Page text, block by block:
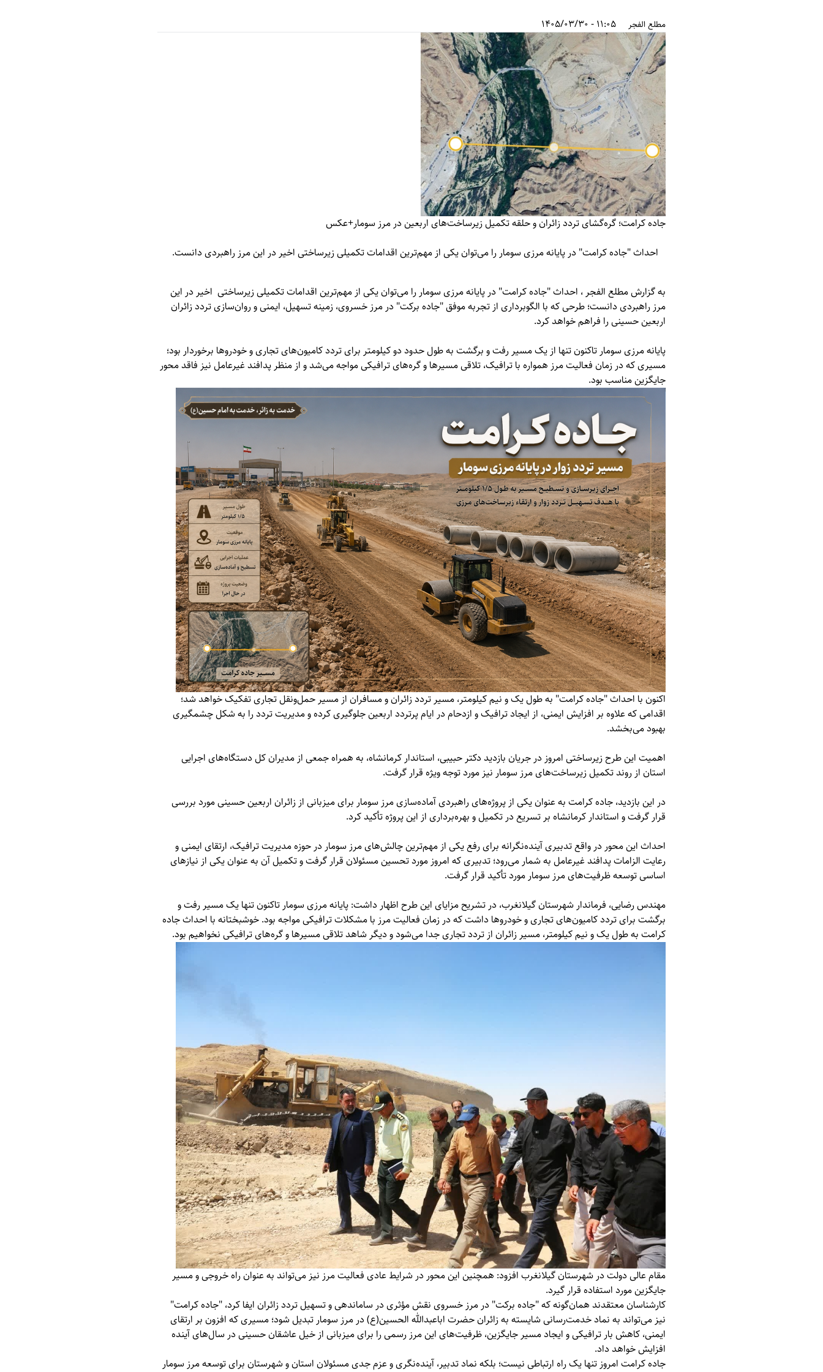
مطلع الفجر 11:05 - 1405/03/30
جاده کرامت؛ گره‌گشای تردد زائران و حلقه تکمیل زیرساخت‌های اربعین در مرز سومار+عکس
احداث "جاده کرامت" در پایانه مرزی سومار را می‌توان یکی از مهم‌ترین اقدامات تکمیلی زیرساختی اخیر در این مرز راهبردی دانست.
به گزارشمطلع الفجر ، احداث "جاده کرامت" در پایانه مرزی سومار را می‌توان یکی از مهم‌ترین اقدامات تکمیلی زیرساختی اخیر در این
مرز راهبردی دانست؛ طرحی که با الگوبرداری از تجربه موفق "جاده برکت" در مرز خسروی، زمینه تسهیل، ایمنی و روان‌سازی تردد زائران
اربعین حسینی را فراهم خواهد کرد.
پایانه مرزی سومار تاکنون تنها از یک مسیر رفت و برگشت به طول حدود دو کیلومتر برای تردد کامیون‌های تجاری و خودروها برخوردار بود؛
مسیری که در زمان فعالیت مرز همواره با ترافیک، تلاقی مسیرها و گره‌های ترافیکی مواجه می‌شد و از منظر پدافند غیرعامل نیز فاقد محور
جایگزین مناسب بود.
اکنون با احداث "جاده کرامت" به طول یک و نیم کیلومتر، مسیر تردد زائران و مسافران از مسیر حمل‌ونقل تجاری تفکیک خواهد شد؛
اقدامی که علاوه بر افزایش ایمنی، از ایجاد ترافیک و ازدحام در ایام پرتردد اربعین جلوگیری کرده و مدیریت تردد را به شکل چشمگیری
بهبود می‌بخشد.
اهمیت این طرح زیرساختی امروز در جریان بازدید دکتر حبیبی، استاندار کرمانشاه، به همراه جمعی از مدیران کل دستگاه‌های اجرایی
استان از روند تکمیل زیرساخت‌های مرز سومار نیز مورد توجه ویژه قرار گرفت.
در این بازدید، جاده کرامت به عنوان یکی از پروژه‌های راهبردی آماده‌سازی مرز سومار برای میزبانی از زائران اربعین حسینی مورد بررسی
قرار گرفت و استاندار کرمانشاه بر تسریع در تکمیل و بهره‌برداری از این پروژه تأکید کرد.
احداث این محور در واقع تدبیری آینده‌نگرانه برای رفع یکی از مهم‌ترین چالش‌های مرز سومار در حوزه مدیریت ترافیک، ارتقای ایمنی و
رعایت الزامات پدافند غیرعامل به شمار می‌رود؛ تدبیری که امروز مورد تحسین مسئولان قرار گرفت و تکمیل آن به عنوان یکی از نیازهای
اساسی توسعه ظرفیت‌های مرز سومار مورد تأکید قرار گرفت.
مهندس رضایی، فرماندار شهرستان گیلانغرب، در تشریح مزایای این طرح اظهار داشت: پایانه مرزی سومار تاکنون تنها یک مسیر رفت و
برگشت برای تردد کامیون‌های تجاری و خودروها داشت که در زمان فعالیت مرز با مشکلات ترافیکی مواجه بود. خوشبختانه با احداث جاده
کرامت به طول یک و نیم کیلومتر، مسیر زائران از تردد تجاری جدا می‌شود و دیگر شاهد تلاقی مسیرها و گره‌های ترافیکی نخواهیم بود.
مقام عالی دولت در شهرستان گیلانغرب افزود: همچنین این محور در شرایط عادی فعالیت مرز نیز می‌تواند به عنوان راه خروجی و مسیر
جایگزین مورد استفاده قرار گیرد.
کارشناسان معتقدند همان‌گونه که "جاده برکت" در مرز خسروی نقش مؤثری در ساماندهی و تسهیل تردد زائران ایفا کرد، "جاده کرامت"
نیز می‌تواند به نماد خدمت‌رسانی شایسته به زائران حضرت اباعبدالله الحسین(ع) در مرز سومار تبدیل شود؛ مسیری که افزون بر ارتقای
ایمنی، کاهش بار ترافیکی و ایجاد مسیر جایگزین، ظرفیت‌های این مرز رسمی را برای میزبانی از خیل عاشقان حسینی در سال‌های آینده
افزایش خواهد داد.
جاده کرامت امروز تنها یک راه ارتباطی نیست؛ بلکه نماد تدبیر، آینده‌نگری و عزم جدی مسئولان استان و شهرستان برای توسعه مرز سومار